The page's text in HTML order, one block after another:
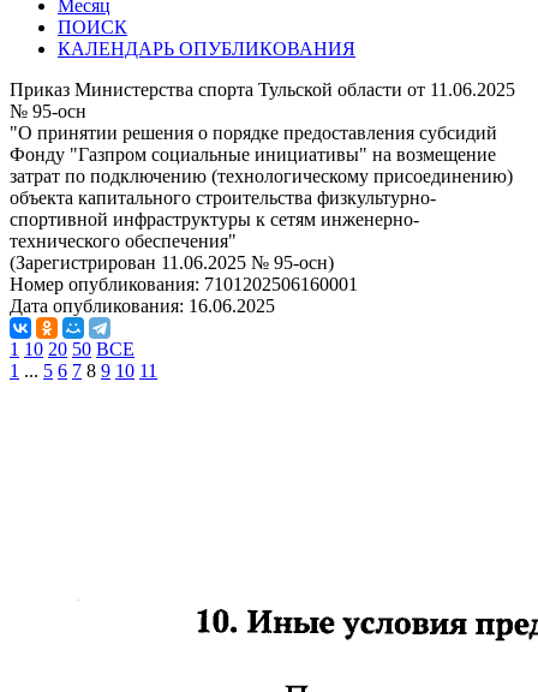
Месяц
ПОИСК
КАЛЕНДАРЬ ОПУБЛИКОВАНИЯ
Приказ Министерства спорта Тульской области от 11.06.2025
№ 95-осн
"О принятии решения о порядке предоставления субсидий
Фонду "Газпром социальные инициативы" на возмещение
затрат по подключению (технологическому присоединению)
объекта капитального строительства физкультурно-
спортивной инфраструктуры к сетям инженерно-
технического обеспечения"
(Зарегистрирован 11.06.2025 № 95-осн)
Номер опубликования: 7101202506160001
Дата опубликования: 16.06.2025
1 10 20 50 ВСЕ
1 ... 5 6 7 8 9 10 11